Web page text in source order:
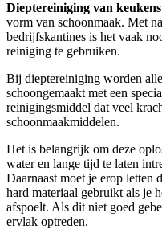
Dieptereiniging van
vorm van schoonmaak. Met
bedrijfskantines is het vaak
reiniging te gebruiken.
Bij dieptereiniging worden
schoongemaakt met een
reinigingsmiddel dat veel
schoonmaakmiddelen.
Het is belangrijk om deze
water en lange tijd te laten
Daarnaast moet je erop letten
hard materiaal gebruikt als je
afspoelt. Als dit niet goed
ervlak optreden.